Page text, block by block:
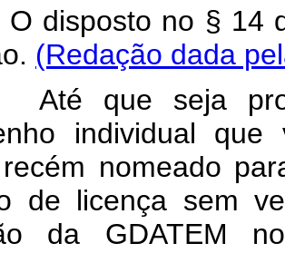
disposto no § 14
(Redação dada
Até que seja
individual
nomeado
de licença sem
da GDATEM